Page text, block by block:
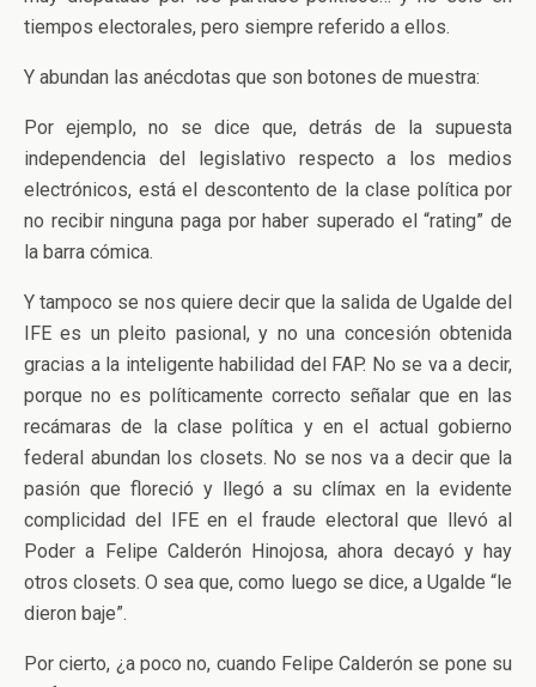
tiempos electorales, pero siempre referido a ellos.
Y abundan las anécdotas que son botones de muestra:
Por ejemplo, no se dice que, detrás de la supuesta
independencia del legislativo respecto a los medios
electrónicos, está el descontento de la clase política por
no recibir ninguna paga por haber superado el “rating” de
la barra cómica.
Y tampoco se nos quiere decir que la salida de Ugalde del
IFE es un pleito pasional, y no una concesión obtenida
gracias a la inteligente habilidad del FAP. No se va a decir,
porque no es políticamente correcto señalar que en las
recámaras de la clase política y en el actual gobierno
federal abundan los closets. No se nos va a decir que la
pasión que floreció y llegó a su clímax en la evidente
complicidad del IFE en el fraude electoral que llevó al
Poder a Felipe Calderón Hinojosa, ahora decayó y hay
otros closets. O sea que, como luego se dice, a Ugalde “le
dieron baje”.
Por cierto, ¿a poco no, cuando Felipe Calderón se pone su